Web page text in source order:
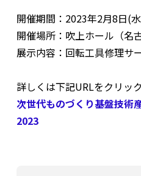
開催期間：2023年2月8日(
開催場所：吹上ホール（名
展示内容：回転工具修理サ
詳しくは下記URLをクリッ
次世代ものづくり基盤技術
2023